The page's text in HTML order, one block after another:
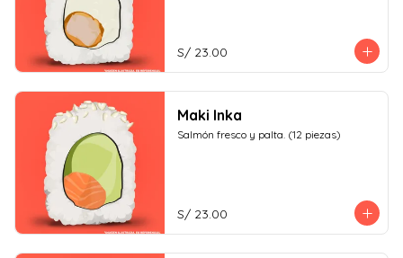
S/ 23.00
Maki Inka
Salmón fresco y palta. (12 piezas)
S/ 23.00